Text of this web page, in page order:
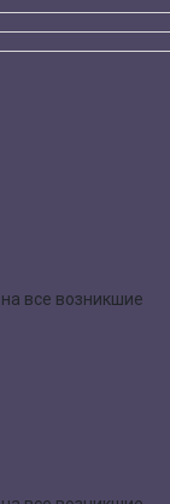
все возникшие